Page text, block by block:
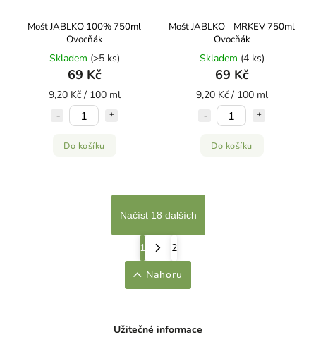
Mošt JABLKO 100% 750ml
Ovocňák
Skladem (>5 ks)
69 Kč
9,20 Kč / 100 ml
Do košíku
Mošt JABLKO - MRKEV 750ml
Ovocňák
Skladem (4 ks)
69 Kč
9,20 Kč / 100 ml
Do košíku
Načíst 18 dalších
1
2
Nahoru
Užitečné informace